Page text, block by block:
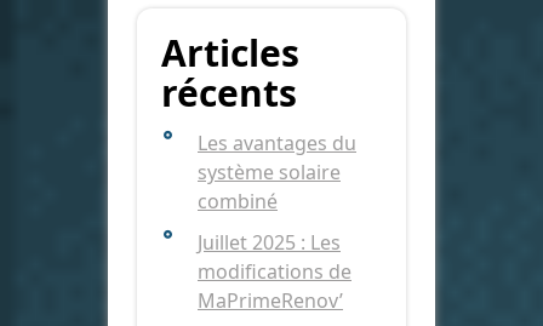
Articles
récents
Les avantages du
système solaire
combiné
Juillet 2025 : Les
modifications de
MaPrimeRenov’